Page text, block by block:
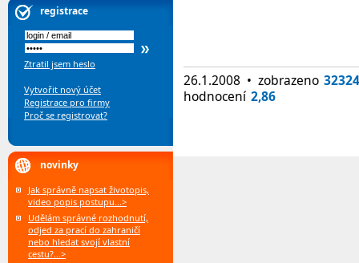
registrace
Ztratil jsem heslo
Vytvořit nový účet
Registrace pro firmy
Proč se registrovat?
novinky
Jak správně napsat životopis,
video popis postupu...>
Udělám správné rozhodnutí,
odjed za prací do zahraničí
nebo hledat svojí vlastní
cestu?...>
26.1.2008 • zobrazeno
hodnocení 2,86